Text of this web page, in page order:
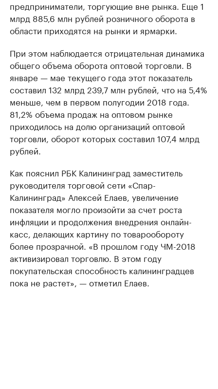
предприниматели, торгующие вне рынка. Еще 1
млрд 885,6 млн рублей розничного оборота в
области приходятся на рынки и ярмарки.
При этом наблюдается отрицательная динамика
общего объема оборота оптовой торговли. В
январе — мае текущего года этот показатель
составил 132 млрд 239,7 млн рублей, что на 5,4%
меньше, чем в первом полугодии 2018 года.
81,2% объема продаж на оптовом рынке
приходилось на долю организаций оптовой
торговли, оборот которых составил 107,4 млрд
рублей.
Как пояснил РБК Калининград заместитель
руководителя торговой сети «Спар-
Калининград» Алексей Елаев, увеличение
показателя могло произойти за счет роста
инфляции и продолжения внедрения онлайн-
касс, делающих картину по товарообороту
более прозрачной. «В прошлом году ЧМ-2018
активизировал торговлю. В этом году
покупательская способность калининградцев
пока не растет», — отметил Елаев.